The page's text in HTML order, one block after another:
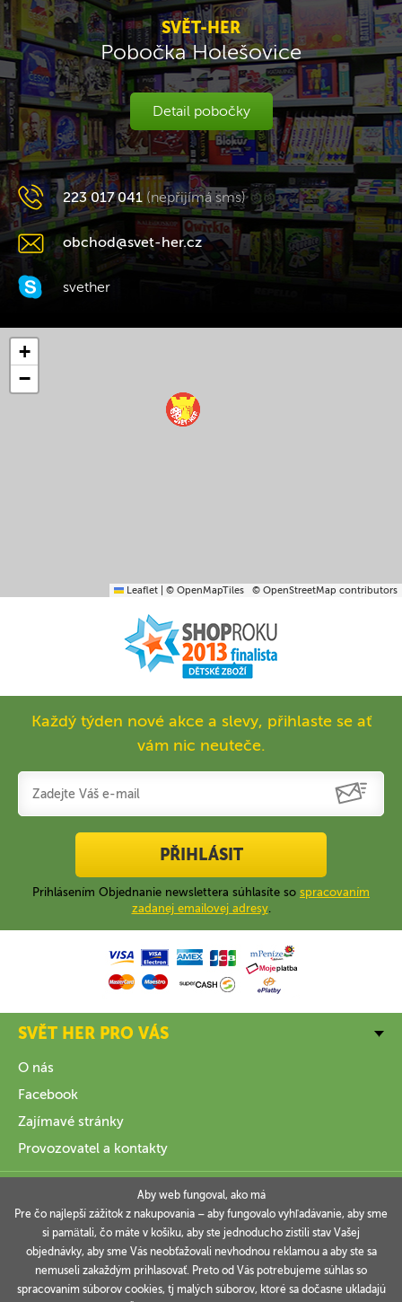
SVĚT-HER
Pobočka Holešovice
Detail pobočky
223 017 041 (nepřijímá sms)
obchod@svet-her.cz
svether
+
−
Leaflet © OpenMapTiles © OpenStreetMap contributors
Každý týden nové akce a slevy, přihlaste se ať
vám nic neuteče.
PŘIHLÁSIT
Prihlásením Objednanie newslettera súhlasíte so spracovaním
zadanej emailovej adresy.
SVĚT HER PRO VÁS
O nás
Facebook
Zajímavé stránky
Provozovatel a kontakty
INFORMACE
VAŠE OBJEDNÁVKY
Aby web fungoval, ako má
Pre čo najlepší zážitok z nakupovania – aby fungovalo vyhľadávanie, aby sme
si pamätali, čo máte v košíku, aby ste jednoducho zistili stav Vašej
objednávky, aby sme Vás neobťažovali nevhodnou reklamou a aby ste sa
nemuseli zakaždým prihlasovať. Preto od Vás potrebujeme súhlas so
spracovaním súborov cookies, tj malých súborov, ktoré sa dočasne ukladajú